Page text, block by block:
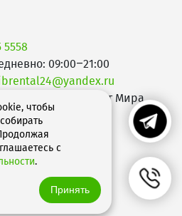
5558
09:00–21:00
Проспект Мира,
чтобы
с
.
Принять